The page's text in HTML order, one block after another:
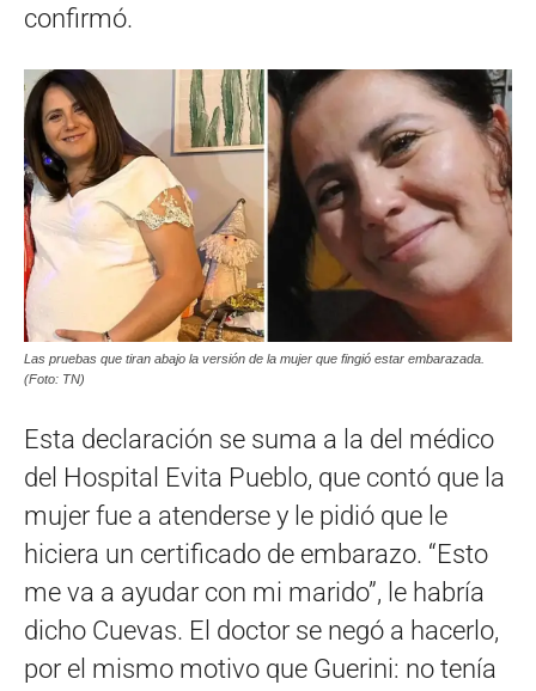
confirmó.
Las pruebas que tiran abajo la versión de la mujer que fingió estar embarazada.
(Foto: TN)
Esta declaración se suma a la del médico
del Hospital Evita Pueblo, que contó que la
mujer fue a atenderse y le pidió que le
hiciera un certificado de embarazo. “Esto
me va a ayudar con mi marido”, le habría
dicho Cuevas. El doctor se negó a hacerlo,
por el mismo motivo que Guerini: no tenía